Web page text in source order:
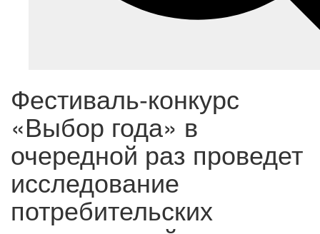
Фестиваль-конкурс
«Выбор года» в
очередной раз проведет
исследование
потребительских